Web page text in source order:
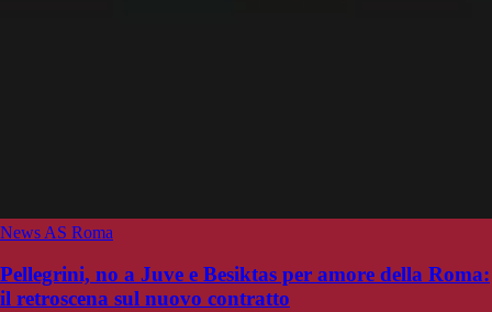
News AS Roma
Pellegrini, no a Juve e Besiktas per amore della Roma:
il retroscena sul nuovo contratto